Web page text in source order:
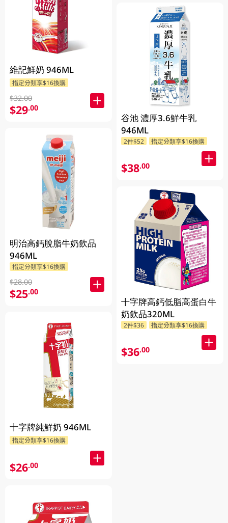
維記鮮奶 946ML
指定分類享$16換購
$32.00
$29.00
明治高鈣脫脂牛奶飲品
946ML
指定分類享$16換購
$28.00
$25.00
十字牌純鮮奶 946ML
指定分類享$16換購
$26.00
谷池 濃厚3.6鮮牛乳
946ML
2件$52 指定分類享$16換購
$38.00
十字牌高鈣低脂高蛋白牛
奶飲品320ML
2件$36 指定分類享$16換購
$36.00